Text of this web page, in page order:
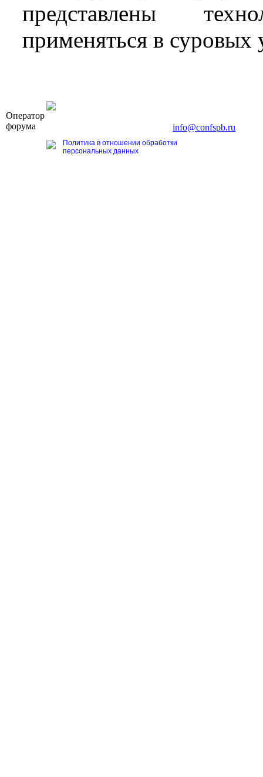
представлены
применяться в суровых
Оператор
форума
info@confspb.ru
Политика в отношении обработки
персональных данных